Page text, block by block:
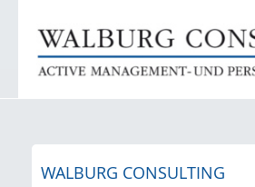
Initiativ-Bewerbung
WALBURG CONSULTING